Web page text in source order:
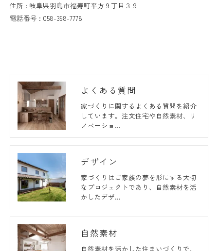
住所 : 岐阜県羽島市福寿町平方９丁目３９
電話番号 : 058-398-7778
よくある質問
家づくりに関するよくある質問を紹介
しています。注文住宅や自然素材、リ
ノベーショ…
デザイン
家づくりはご家族の夢を形にする大切
なプロジェクトであり、自然素材を活
かしたデザ…
自然素材
自然素材を活かした住まいづくりで、